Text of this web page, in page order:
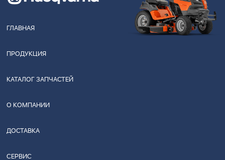
ГЛАВНАЯ
ПРОДУКЦИЯ
КАТАЛОГ ЗАПЧАСТЕЙ
О КОМПАНИИ
ДОСТАВКА
СЕРВИС